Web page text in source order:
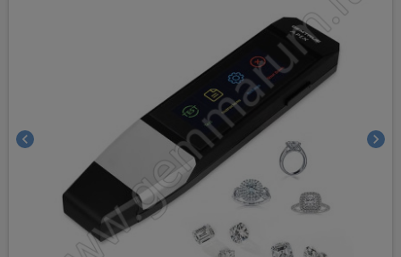
chevron_left chevron_right